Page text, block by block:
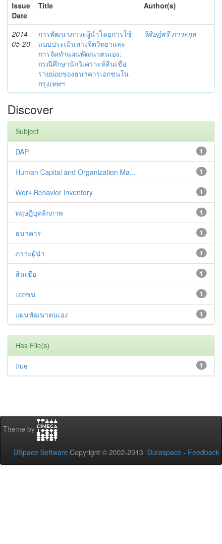
Issue
Date
Title Author(s)
2014-
05-20
การพัฒนาภาวะผู้นำโดยการใช้
แบบประเมินทางจิตวิทยาและ
การจัดทำแผนพัฒนาตนเอง:
กรณีศึกษานักวิเคราะห์สินเชื่อ
รายย่อยของธนาคารเอกชนใน
กรุงเทพฯ
วิศิษฎ์สรี ภาวะกุล
Discover
Subject
1
DAP
1
Human Capital and Organization Ma...
1
Work Behavior Inventory
1
ทฤษฎีบุคลิกภาพ
1
ธนาคาร
1
ภาวะผู้นำ
1
สินเชื่อ
1
เอกชน
1
แผนพัฒนาตนเอง
Has File(s)
1
true
Theme by
DSpace Software Copyright © 2002-2013 Duraspace - Feedback